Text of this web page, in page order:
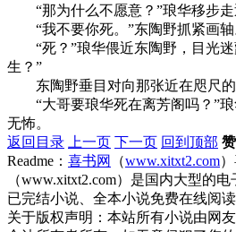
“那为什么不愿意？”琅华移步走
“我不要你死。”东陶野抓紧画轴
“死？”琅华偎近东陶野，目光迷
生？”
东陶野垂目对向那张近在咫尺的
“大哥要琅华死在离芳阁吗？”琅
无怖。
返回目录
上一页 下一页 回到顶部 赞
Readme： 喜书网 （www.xitxt2.com
（www.xitxt2.com）是国内大型的
已完结小说、全本小说免费在线阅读
关于版权声明：本站所有小说由网